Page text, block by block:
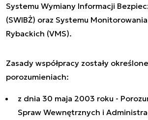
Systemu Wymiany Informacji
(SWIBŻ) oraz Systemu
Rybackich (VMS).
Zasady współpracy zostały
porozumieniach:
z dnia 30 maja 2003 roku -
Spraw Wewnętrznych i